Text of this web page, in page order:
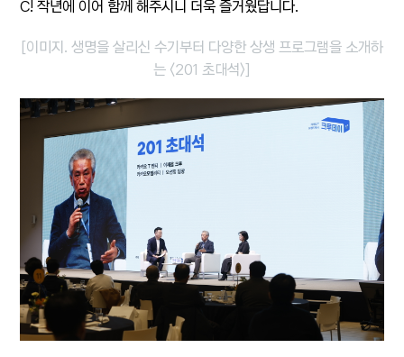
C!작년에 이어 함께 해주시니 더욱 즐거웠답니다.
[이미지. 생명을 살리신 수기부터 다양한 상생 프로그램을 소개하
는 <201 초대석>]